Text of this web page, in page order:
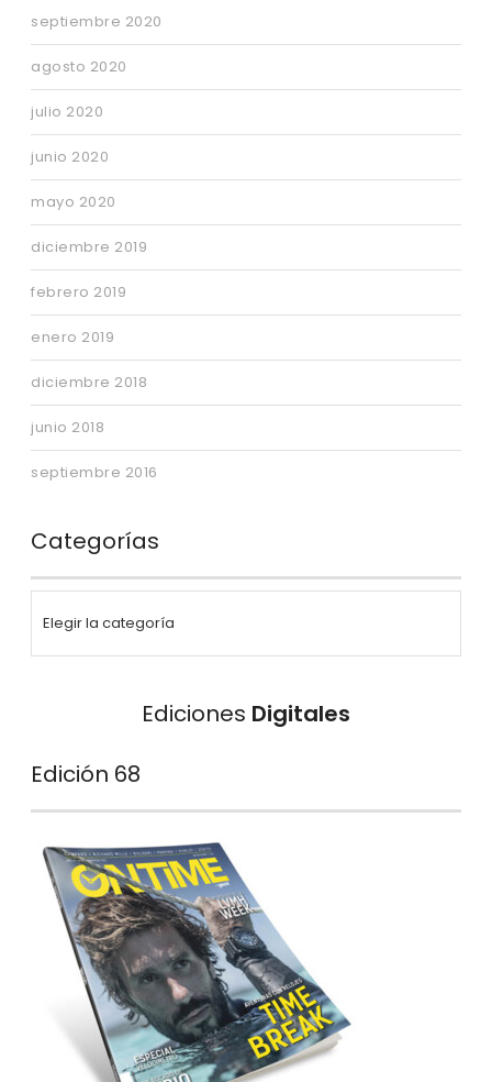
septiembre 2020
agosto 2020
julio 2020
junio 2020
mayo 2020
diciembre 2019
febrero 2019
enero 2019
diciembre 2018
junio 2018
septiembre 2016
Categorías
Ediciones Digitales
Edición 68